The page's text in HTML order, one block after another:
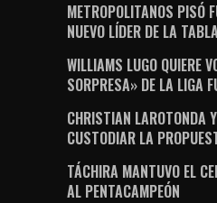
METROPOLITANOS PISÓ
NUEVO LÍDER DE LA
WILLIAMS LUGO QUIERE
SORPRESA» DE LA LIGA
CHRISTIAN LAROTONDA
CUSTODIAR LA
TÁCHIRA MANTUVO EL
AL PENTACAMPEÓN